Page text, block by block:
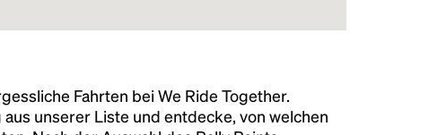
Fahrten bei We Ride Together.
unserer Liste und entdecke, von welchen